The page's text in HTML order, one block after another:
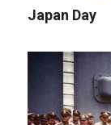
Japan Day